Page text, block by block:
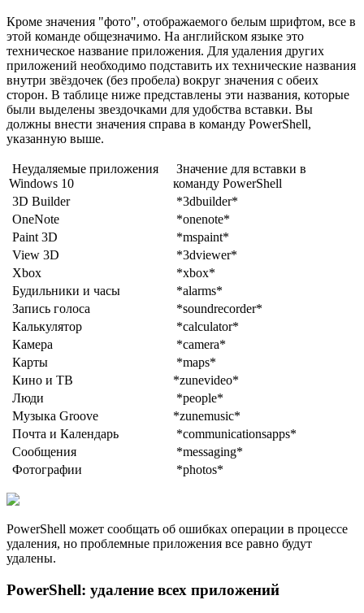
Кроме значения "фото", отображаемого белым шрифтом, все в
этой команде общезначимо. На английском языке это
техническое название приложения. Для удаления других
приложений необходимо подставить их технические названия
внутри звёздочек (без пробела) вокруг значения с обеих
сторон. В таблице ниже представлены эти названия, которые
были выделены звездочками для удобства вставки. Вы
должны внести значения справа в команду PowerShell,
указанную выше.
Неудаляемые приложения
Windows 10
Значение для вставки в
команду PowerShell
3D Builder
*3dbuilder*
OneNote
*onenote*
Paint 3D
*mspaint*
View 3D
*3dviewer*
Xbox
*xbox*
Будильники и часы
*alarms*
Запись голоса
*soundrecorder*
Калькулятор
*calculator*
Камера
*camera*
Карты
*maps*
Кино и ТВ
*zunevideo*
Люди
*people*
Музыка Groove
*zunemusic*
Почта и Календарь
*communicationsapps*
Сообщения
*messaging*
Фотографии
*photos*
PowerShell может сообщать об ошибках операции в процессе
удаления, но проблемные приложения все равно будут
удалены.
PowerShell: удаление всех приложений